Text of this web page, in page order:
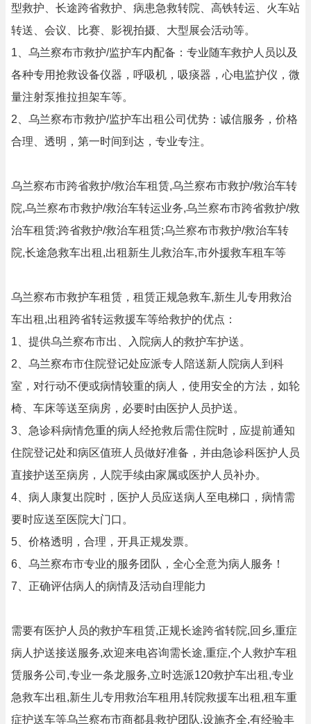
型救护、长途跨省救护、病患急救转院、高铁转运、火车站
转送、会议、比赛、影视拍摄、大型展会活动等。
1、乌兰察布市救护/监护车内配备：专业随车救护人员以及
各种专用抢救设备仪器，呼吸机，吸痰器，心电监护仪，微
量注射泵推拉担架车等。
2、乌兰察布市救护/监护车出租公司优势：诚信服务，价格
合理、透明，第一时间到达，专业专注。
乌兰察布市跨省救护/救治车租赁,乌兰察布市救护/救治车转
院,乌兰察布市救护/救治车转运业务,乌兰察布市跨省救护/救
治车租赁;跨省救护/救治车租赁;乌兰察布市救护/救治车转
院,长途急救车出租,出租新生儿救治车,市外援救车租车等
乌兰察布市救护车租赁，租赁正规急救车,新生儿专用救治
车出租,出租跨省转运救援车等给救护的优点：
1、提供乌兰察布市出、入院病人的救护车护送。
2、乌兰察布市住院登记处应派专人陪送新人院病人到科
室，对行动不便或病情较重的病人，使用安全的方法，如轮
椅、车床等送至病房，必要时由医护人员护送。
3、急诊科病情危重的病人经抢救后需住院时，应提前通知
住院登记处和病区值班人员做好准备，并由急诊科医护人员
直接护送至病房，人院手续由家属或医护人员补办。
4、病人康复出院时，医护人员应送病人至电梯口，病情需
要时应送至医院大门口。
5、价格透明，合理，开具正规发票。
6、乌兰察布市专业的服务团队，全心全意为病人服务！
7、正确评估病人的病情及活动自理能力
需要有医护人员的救护车租赁,正规长途跨省转院,回乡,重症
病人护送接送服务,欢迎来电咨询需长途,重症,个人救护车租
赁服务公司,专业一条龙服务,立时选派120救护车出租,专业
急救车出租,新生儿专用救治车租用,转院救援车出租,租车重
症护送车等乌兰察布市商都县救护团队.设施齐全,有经验丰